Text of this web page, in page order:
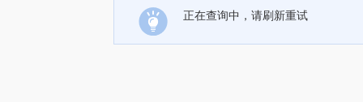
正在查询中，请刷新重试